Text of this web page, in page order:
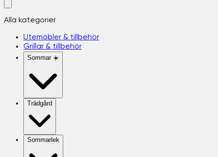
Alla kategorier
Utemöbler & tillbehör
Grillar & tillbehör
Sommar ☀️
Trädgård
Sommarlek